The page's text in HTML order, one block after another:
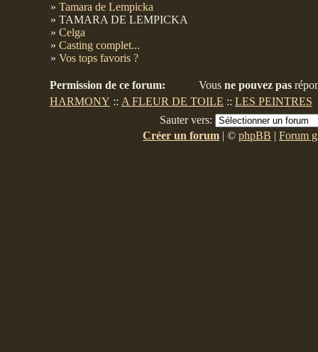
» Tamara de Lempicka
» TAMARA DE LEMPICKA
» Celga
» Casting complet...
» Vos tops favoris ?
Permission de ce forum: Vous ne pouvez pas
HARMONY :: A FLEUR DE TOILE :: LES PEINTRES
Sauter vers:
Créer un forum | © phpBB | Forum